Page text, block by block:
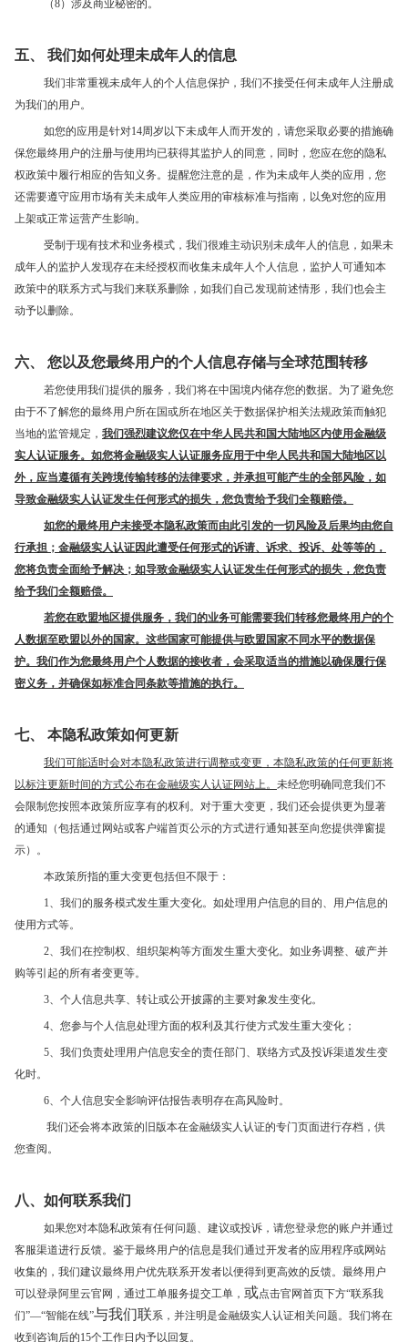
（8）涉及商业秘密的。
五、 我们如何处理未成年人的信息
我们非常重视未成年人的个人信息保护，我们不接受任何未成年人注册成
为我们的用户。
如您的应用是针对14周岁以下未成年人而开发的，请您采取必要的措施确
保您最终用户的注册与使用均已获得其监护人的同意，同时，您应在您的隐私
权政策中履行相应的告知义务。提醒您注意的是，作为未成年人类的应用，您
还需要遵守应用市场有关未成年人类应用的审核标准与指南，以免对您的应用
上架或正常运营产生影响。
受制于现有技术和业务模式，我们很难主动识别未成年人的信息，如果未
成年人的监护人发现存在未经授权而收集未成年人个人信息，监护人可通知本
政策中的联系方式与我们来联系删除，如我们自己发现前述情形，我们也会主
动予以删除。
六、 您以及您最终用户的个人信息存储与全球范围转移
若您使用我们提供的服务，我们将在中国境内储存您的数据。为了避免您
由于不了解您的最终用户所在国或所在地区关于数据保护相关法规政策而触犯
当地的监管规定， 我们强烈建议您仅在中华人民共和国大陆地区内使用金融级
实人认证服务。如您将金融级实人认证服务应用于中华人民共和国大陆地区以
外，应当遵循有关跨境传输转移的法律要求，并承担可能产生的全部风险，如
导致金融级实人认证发生任何形式的损失，您负责给予我们全额赔偿。
如您的最终用户未接受本隐私政策而由此引发的一切风险及后果均由您自
行承担；金融级实人认证因此遭受任何形式的诉请、诉求、投诉、处等等的，
您将负责全面给予解决；如导致金融级实人认证发生任何形式的损失，您负责
给予我们全额赔偿。
若您在欧盟地区提供服务，我们的业务可能需要我们转移您最终用户的个
人数据至欧盟以外的国家。这些国家可能提供与欧盟国家不同水平的数据保
护。我们作为您最终用户个人数据的接收者，会采取适当的措施以确保履行保
密义务，并确保如标准合同条款等措施的执行。
七、 本隐私政策如何更新
我们可能适时会对本隐私政策进行调整或变更，本隐私政策的任何更新将
以标注更新时间的方式公布在金融级实人认证网站上。 未经您明确同意我们不
会限制您按照本政策所应享有的权利。对于重大变更，我们还会提供更为显著
的通知（包括通过网站或客户端首页公示的方式进行通知甚至向您提供弹窗提
示）。
本政策所指的重大变更包括但不限于：
1、我们的服务模式发生重大变化。如处理用户信息的目的、用户信息的
使用方式等。
2、我们在控制权、组织架构等方面发生重大变化。如业务调整、破产并
购等引起的所有者变更等。
3、个人信息共享、转让或公开披露的主要对象发生变化。
4、您参与个人信息处理方面的权利及其行使方式发生重大变化；
5、我们负责处理用户信息安全的责任部门、联络方式及投诉渠道发生变
化时。
6、个人信息安全影响评估报告表明存在高风险时。
我们还会将本政策的旧版本在金融级实人认证的专门页面进行存档，供
您查阅。
八、如何联系我们
如果您对本隐私政策有任何问题、建议或投诉，请您登录您的账户并通过
客服渠道进行反馈。鉴于最终用户的信息是我们通过开发者的应用程序或网站
收集的，我们建议最终用户优先联系开发者以便得到更高效的反馈。最终用户
可以登录阿里云官网，通过工单服务提交工单， 或点击官网首页下方“联系我
们”—“智能在线”与我们联系，并注明是金融级实人认证相关问题。我们将在
收到咨询后的15个工作日内予以回复。